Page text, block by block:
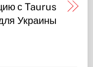
с Taurus
Украины